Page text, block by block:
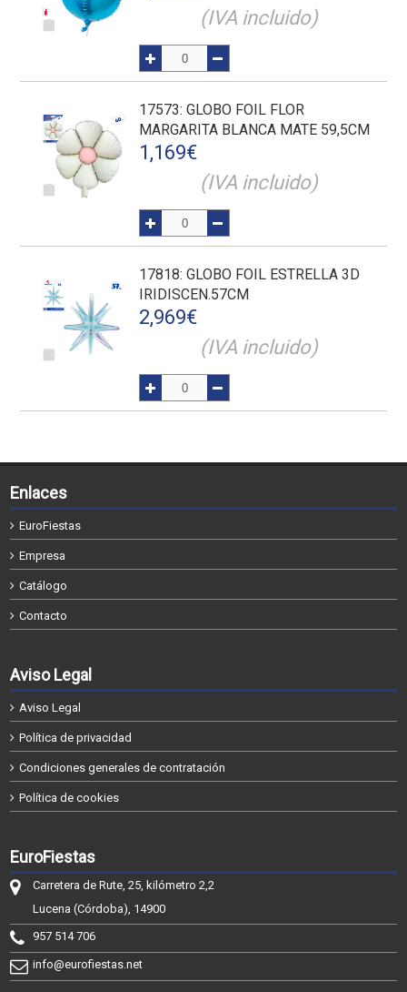
(IVA incluido)
17573: GLOBO FOIL FLOR
MARGARITA BLANCA MATE 59,5CM
1,169€
(IVA incluido)
17818: GLOBO FOIL ESTRELLA 3D
IRIDISCEN.57CM
2,969€
(IVA incluido)
Enlaces
EuroFiestas
Empresa
Catálogo
Contacto
Aviso Legal
Aviso Legal
Política de privacidad
Condiciones generales de contratación
Política de cookies
EuroFiestas
Carretera de Rute, 25, kilómetro 2,2
Lucena (Córdoba), 14900
957 514 706
info@eurofiestas.net